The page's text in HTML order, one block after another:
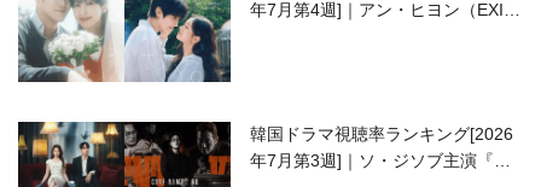
年7月第4週]｜アン・ヒヨン（EXID
韓国ドラマ視聴率ランキング[2026
年7月第3週]｜ソ・ジソブ主演『エ